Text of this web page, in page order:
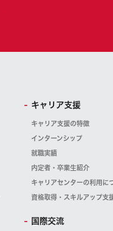
キャリア支援
キャリア支援の特徴
インターンシップ
就職実績
内定者・卒業生紹介
キャリアセンターの利用に
資格取得・スキルアップ支
国際交流